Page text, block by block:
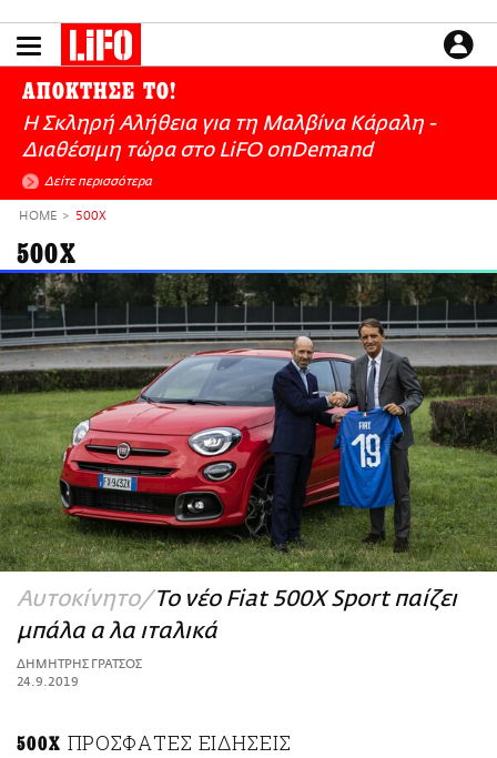
το
LIFO SHOP
NEWSLETTER
ΜΙΚΡΟΠΡΑΓΜΑΤΑ
THE GOOD LIFO
LIFOLAND
CITY GUIDE
ΑΜΠΑ
PRINT
ΕΙΔΗΣΕΙΣ
CULTURE
ΑΠΟΨΕΙΣ
ΤΡΟΠΟΣ ΖΩΗΣ
PODCASTS
Plus
ΑΠΟΚΤΗΣΕ ΤΟ!
Η Σκληρή Αλήθεια για τη Μαλβίνα Κάραλη -
Διαθέσιμη τώρα στo LiFO onDemand
Δείτε περισσότερα
HOME 500X
500X
Αυτοκίνητο Το νέο Fiat 500X Sport παίζει
μπάλα α λα ιταλικά
ΔΗΜΗΤΡΗΣ ΓΡΑΤΣΟΣ
24.9.2019
500X ΠΡΟΣΦΑΤΕΣ ΕΙΔΗΣΕΙΣ